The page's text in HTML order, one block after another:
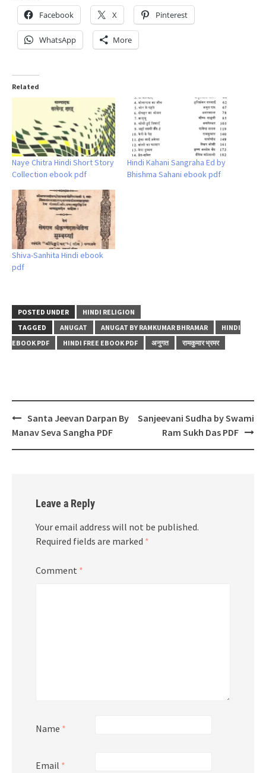
Facebook X Pinterest
WhatsApp More
Related
Naye Chitra Hindi Short Story
Collection ebook pdf
Hindi Kahani Sangraha Ed by
Bhishma Sahani ebook pdf
Shiva-Sanhita Hindi ebook
pdf
POSTED UNDER
HINDI RELIGION
TAGGED
ANUGAT ANUGAT BY RAMKUMAR BHRAMAR
HINDI
EBOOK PDF
HINDI FREE EBOOK PDF अनुगत रामकुमार भ्रमर
Post
navigation
Santa Jeevan Darpan By
Manav Seva Sangha PDF
Sanjeevani Sudha by Swami
Ram Sukh Das PDF
Leave a Reply
Your email address will not be published.
Required fields are marked *
Comment *
Name *
Email *